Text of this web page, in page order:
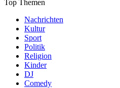
Top Themen
Nachrichten
Kultur
Sport
Politik
Religion
Kinder
DJ
Comedy